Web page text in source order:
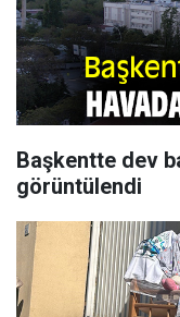
Başkentte dev
görüntülendi